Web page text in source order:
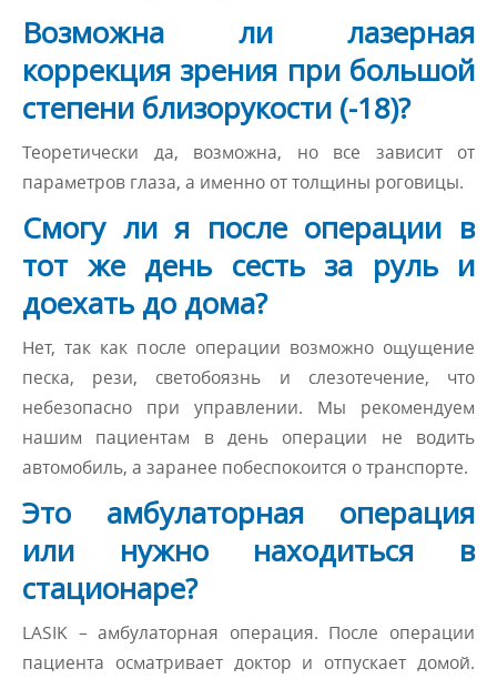
Возможна ли лазерная
коррекция зрения при большой
степени близорукости (-18)?
Теоретически да, возможна, но все зависит от
параметров глаза, а именно от толщины роговицы.
Смогу ли я после операции в
тот же день сесть за руль и
доехать до дома?
Нет, так как после операции возможно ощущение
песка, рези, светобоязнь и слезотечение, что
небезопасно при управлении. Мы рекомендуем
нашим пациентам в день операции не водить
автомобиль, а заранее побеспокоится о транспорте.
Это амбулаторная операция
или нужно находиться в
стационаре?
LASIK – амбулаторная операция. После операции
пациента осматривает доктор и отпускает домой.